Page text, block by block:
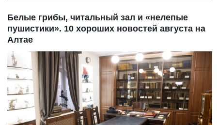
Белые грибы, читальный зал и «нелепые
пушистики». 10 хороших новостей августа на
Алтае